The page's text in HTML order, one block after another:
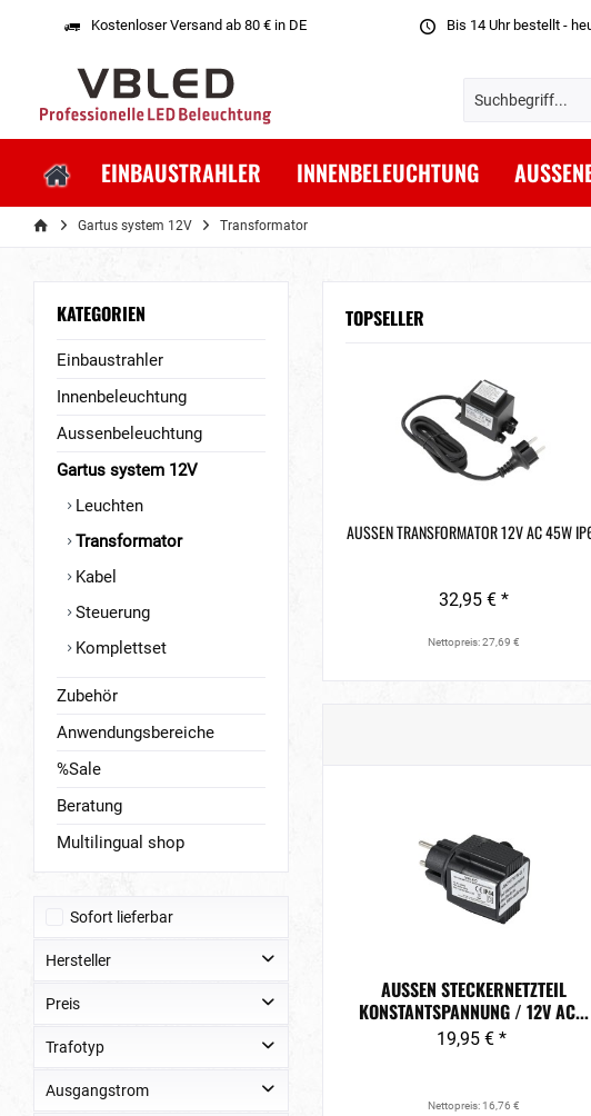
Kostenloser Versand ab 80 € in DE Bis 14 Uhr bestellt -
EINBAUSTRAHLER INNENBELEUCHTUNG
Gartus system 12V Transformator
KATEGORIEN
Einbaustrahler
Innenbeleuchtung
Aussenbeleuchtung
Gartus system 12V
Leuchten
Transformator
Kabel
Steuerung
Komplettset
Zubehör
Anwendungsbereiche
%Sale
Beratung
Multilingual shop
Sofort lieferbar
Hersteller
VBLED
Preis
Trafotyp
Konstant-Spannung
Ausgangstrom
TOPSELLER
AUSSEN TRANSFORMATOR 12V AC 45W
32,95 € *
Nettopreis: 27,69 €
AUSSEN STECKERNETZTEIL K
ONSTANTSPANNUNG / 12V AC...
19,95 € *
Nettopreis: 16,76 €